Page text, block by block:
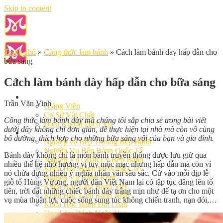
Skip to content
Giảng Viên
Cơ Sở Vật Chất
Điều Khoản Dịch Vụ
Học Làm Bánh
Nghiệp vụ Bếp Trưởng Bếp Bánh
Nghiệp Vụ Bếp Bánh Quốc Tế
Nghiệp Vụ Quản Lý Bếp Bánh
Khóa Học Bánh Mì Nâng Cao
Nghiệp Vụ Bánh Kem
Khóa Học Làm Bánh Việt
Khóa Học Làm Bánh Nhật
Khóa Học Bánh Đài Loan
Học Làm Bánh Ngắn Hạn
Trang chủ » Công thức làm bánh » Cách làm bánh dày hấp dẫn cho
bữa sáng
Cách làm bánh dày hấp dẫn cho bữa sáng
Trần Văn Vinh
Công thức làm bánh dày mà chúng tôi sắp chia sẻ trong bài viết
dưới đây không chỉ đơn giản, dễ thực hiện tại nhà mà còn vô cùng
bổ dưỡng, thích hợp cho những bữa sáng vội của bạn và gia đình.
Bánh dày không chỉ là món bánh truyền thống được lưu giữ qua
nhiều thế hệ nhờ hương vị tuy mộc mạc nhưng hấp dẫn mà còn vì
nó chứa đựng nhiều ý nghĩa nhân văn sâu sắc. Cứ vào mỗi dịp lễ
giỗ tổ Hùng Vương, người dân Việt Nam lại có tập tục dâng lên tổ
tiên, trời đất những chiếc bánh dày trắng mịn như để tạ ơn cho một
vụ mùa thuận lợi, cuộc sống sung túc không chiến tranh, nạn đói,…